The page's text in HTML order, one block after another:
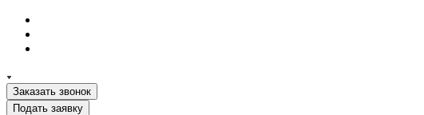
Заказать звонок
Подать заявку